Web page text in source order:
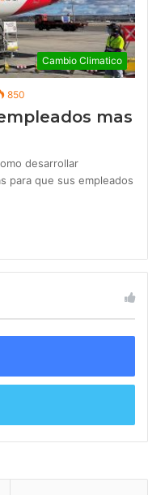
Cambio Climatico
850
mas
desarrollar
para que sus empleados